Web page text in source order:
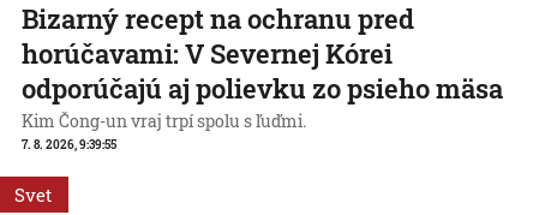
Bizarný recept na ochranu pred
horúčavami: V Severnej Kórei
odporúčajú aj polievku zo psieho mäsa
Kim Čong-un vraj trpí spolu s ľuďmi.
7. 8. 2026, 9:39:55
Svet